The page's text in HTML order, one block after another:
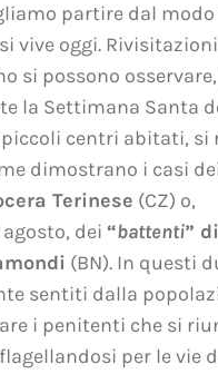
partire dal
vive oggi.
si possono
la Settimana Santa
centri abitati, si
dimostrano i casi
Terinese (CZ) o,
dei “battenti” di
(BN). In questi
sentiti dalla
i penitenti che si
per le vie